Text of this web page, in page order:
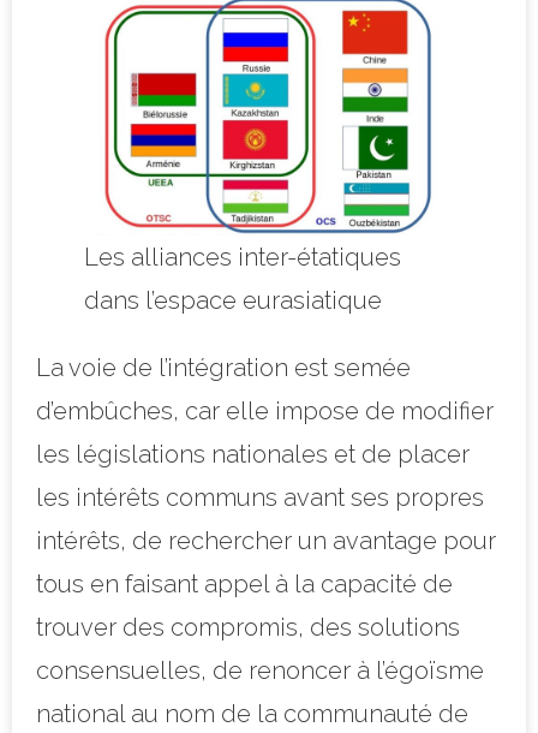
Les alliances inter-étatiques
dans l’espace eurasiatique
La voie de l’intégration est semée
d’embûches, car elle impose de modifier
les législations nationales et de placer
les intérêts communs avant ses propres
intérêts, de rechercher un avantage pour
tous en faisant appel à la capacité de
trouver des compromis, des solutions
consensuelles, de renoncer à l’égoïsme
national au nom de la communauté de